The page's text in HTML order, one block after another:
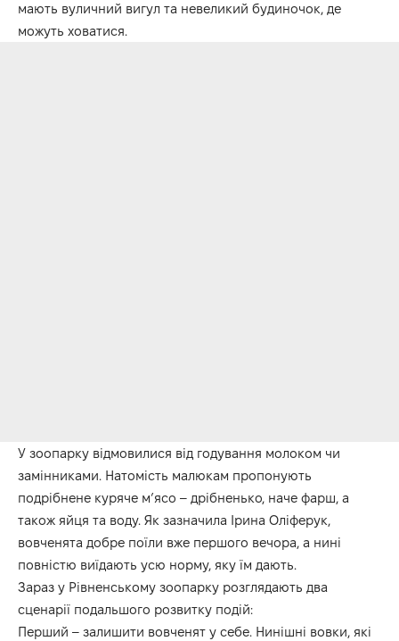
мають вуличний вигул та невеликий будиночок, де
можуть ховатися.
У зоопарку відмовилися від годування молоком чи
замінниками. Натомість малюкам пропонують
подрібнене куряче м’ясо – дрібненько, наче фарш, а
також яйця та воду. Як зазначила Ірина Оліферук,
вовченята добре поїли вже першого вечора, а нині
повністю виїдають усю норму, яку їм дають.
Зараз у Рівненському зоопарку розглядають два
сценарії подальшого розвитку подій:
Перший – залишити вовченят у себе. Нинішні вовки, які